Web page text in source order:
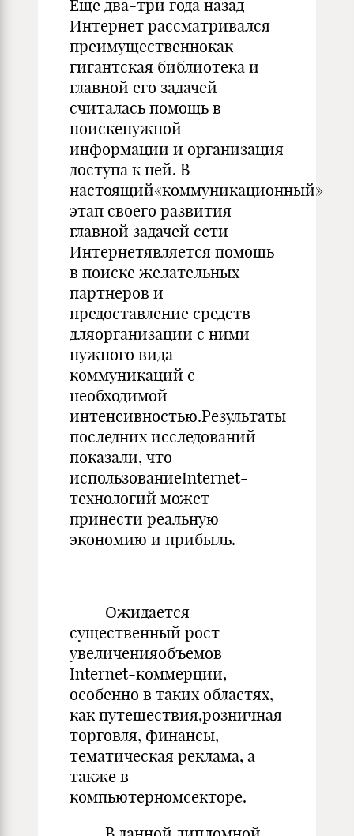
Еще два-три года назад
Интернет рассматривался
преимущественнокак
гигантская библиотека и
главной его задачей
считалась помощь в
поискенужной
информации и организация
доступа к ней. В
настоящий«коммуникационный»
этап своего развития
главной задачей сети
Интернетявляется помощь
в поиске желательных
партнеров и
предоставление средств
дляорганизации с ними
нужного вида
коммуникаций с
необходимой
интенсивностью.Результаты
последних исследований
показали, что
использованиеInternet-
технологий может
принести реальную
экономию и прибыль.
Ожидается
существенный рост
увеличенияобъемов
Internet-коммерции,
особенно в таких областях,
как путешествия,розничная
торговля, финансы,
тематическая реклама, а
также в
компьютерномсекторе.